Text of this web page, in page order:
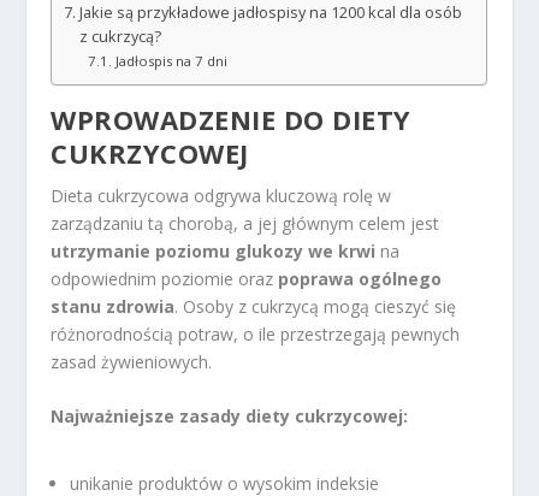
Jakie są przykładowe jadłospisy na 1200 kcal dla osób
z cukrzycą?
Jadłospis na 7 dni
WPROWADZENIE DO DIETY
CUKRZYCOWEJ
Dieta cukrzycowa odgrywa kluczową rolę w
zarządzaniu tą chorobą, a jej głównym celem jest
utrzymanie poziomu glukozy we krwi na
odpowiednim poziomie oraz poprawa ogólnego
stanu zdrowia. Osoby z cukrzycą mogą cieszyć się
różnorodnością potraw, o ile przestrzegają pewnych
zasad żywieniowych.
Najważniejsze zasady diety cukrzycowej:
unikanie produktów o wysokim indeksie